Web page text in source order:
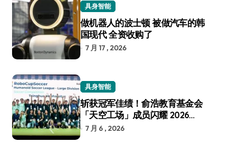
具身智能
做机器人的波士顿 被做汽车的韩
国现代 全资收购了
7 月 17 , 2026
具身智能
斩获冠军佳绩！俞浩教育基金会
「天空工场」成员闪耀 2026
RoboCup 机器人世界杯
7 月 6 , 2026